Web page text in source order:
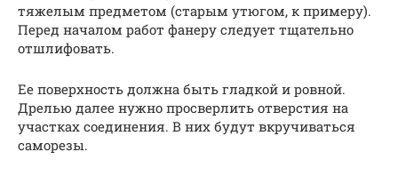
тяжелым предметом (старым утюгом, к примеру).
Перед началом работ фанеру следует тщательно
отшлифовать.
Ее поверхность должна быть гладкой и ровной.
Дрелью далее нужно просверлить отверстия на
участках соединения. В них будут вкручиваться
саморезы.